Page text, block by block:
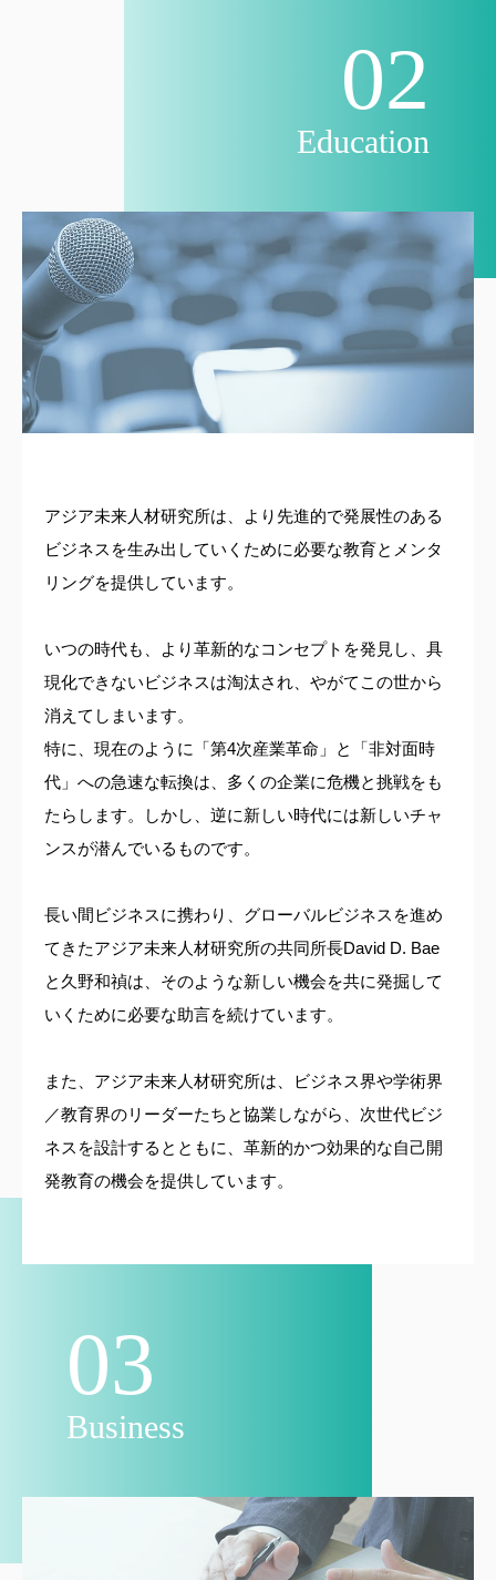
02
Education
アジア未来人材研究所は、より先進的で発展性のある
ビジネスを生み出していくために必要な教育とメンタ
リングを提供しています。
いつの時代も、より革新的なコンセプトを発見し、具
現化できないビジネスは淘汰され、やがてこの世から
消えてしまいます。
特に、現在のように「第4次産業革命」と「非対面時
代」への急速な転換は、多くの企業に危機と挑戦をも
たらします。しかし、逆に新しい時代には新しいチャ
ンスが潜んでいるものです。
長い間ビジネスに携わり、グローバルビジネスを進め
てきたアジア未来人材研究所の共同所長David D. Bae
と久野和禎は、そのような新しい機会を共に発掘して
いくために必要な助言を続けています。
また、アジア未来人材研究所は、ビジネス界や学術界
／教育界のリーダーたちと協業しながら、次世代ビジ
ネスを設計するとともに、革新的かつ効果的な自己開
発教育の機会を提供しています。
03
Business